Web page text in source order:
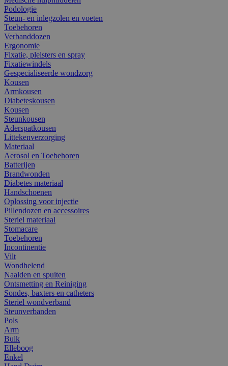
Podologie
Steun- en inlegzolen en voeten
Toebehoren
Verbanddozen
Ergonomie
Fixatie, pleisters en spray
Fixatiewindels
Gespecialiseerde wondzorg
Kousen
Armkousen
Diabeteskousen
Kousen
Steunkousen
Aderspatkousen
Littekenverzorging
Materiaal
Aerosol en Toebehoren
Batterijen
Brandwonden
Diabetes materiaal
Handschoenen
Oplossing voor injectie
Pillendozen en accessoires
Steriel materiaal
Stomacare
Toebehoren
Incontinentie
Vilt
Wondhelend
Naalden en spuiten
Ontsmetting en Reiniging
Sondes, baxters en catheters
Steriel wondverband
Steunverbanden
Pols
Arm
Buik
Elleboog
Enkel